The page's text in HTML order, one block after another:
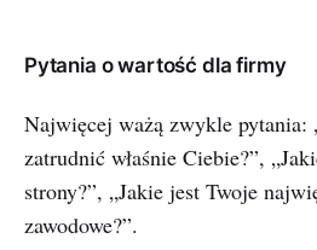
Pytania o wartość dla firmy
Najwięcej ważą zwykle pytania:
zatrudnić właśnie Ciebie?”,
strony?”, „Jakie jest Twoje
zawodowe?”.